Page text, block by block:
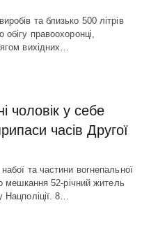
та близько 500 літрів
правоохоронці,
вихідних…
чоловік у себе
часів Другої
та частини вогнепальної
мешкання 52-річний житель
Нацполіції. 8…